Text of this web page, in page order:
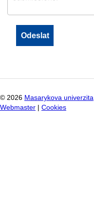
© 2026 Masarykova univerzita
Webmaster
Cookies